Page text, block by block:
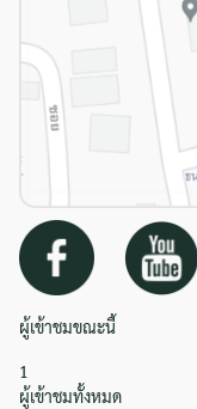
ผู้เข้าชมขณะนี้
1
ผู้เข้าชมทั้งหมด